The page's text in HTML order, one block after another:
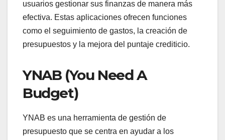
usuarios gestionar sus finanzas de manera más
efectiva. Estas aplicaciones ofrecen funciones
como el seguimiento de gastos, la creación de
presupuestos y la mejora del puntaje crediticio.
YNAB (You Need A
Budget)
YNAB es una herramienta de gestión de
presupuesto que se centra en ayudar a los